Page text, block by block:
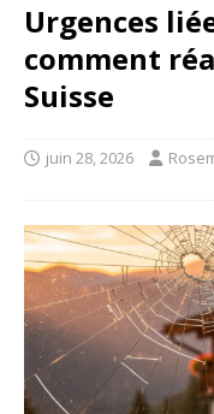
Urgences
comment
Suisse
juin 28, 2026